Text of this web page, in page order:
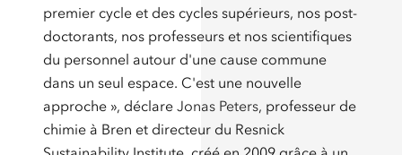
premier cycle et des cycles supérieurs, nos post-
doctorants, nos professeurs et nos scientifiques
du personnel autour d'une cause commune
dans un seul espace. C'est une nouvelle
approche », déclare Jonas Peters, professeur de
chimie à Bren et directeur du Resnick